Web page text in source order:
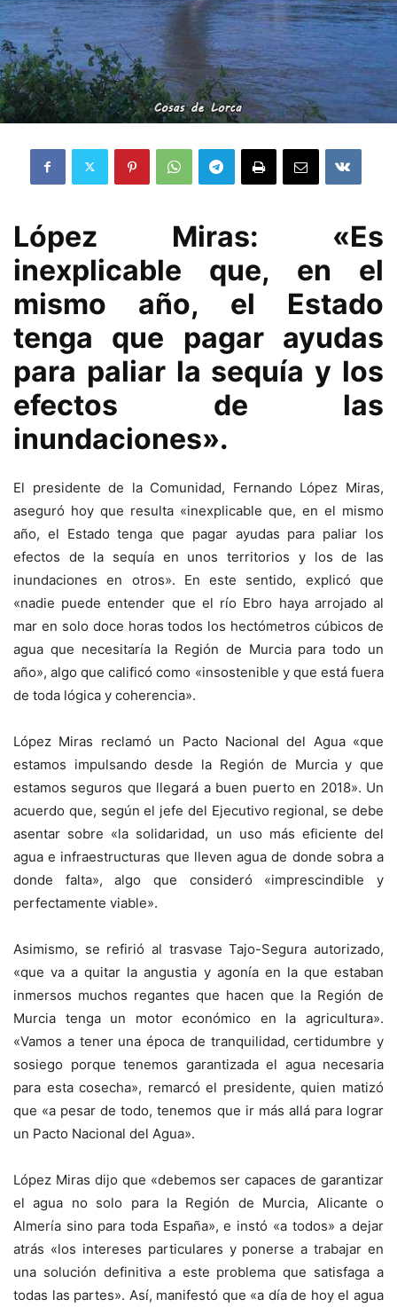
López Miras: «Es
inexplicable que, en el
mismo año, el Estado
tenga que pagar ayudas
para paliar la sequía y los
efectos de las
inundaciones».
El presidente de la Comunidad, Fernando López Miras,
aseguró hoy que resulta «inexplicable que, en el mismo
año, el Estado tenga que pagar ayudas para paliar los
efectos de la sequía en unos territorios y los de las
inundaciones en otros». En este sentido, explicó que
«nadie puede entender que el río Ebro haya arrojado al
mar en solo doce horas todos los hectómetros cúbicos de
agua que necesitaría la Región de Murcia para todo un
año», algo que calificó como «insostenible y que está fuera
de toda lógica y coherencia».
López Miras reclamó un Pacto Nacional del Agua «que
estamos impulsando desde la Región de Murcia y que
estamos seguros que llegará a buen puerto en 2018». Un
acuerdo que, según el jefe del Ejecutivo regional, se debe
asentar sobre «la solidaridad, un uso más eficiente del
agua e infraestructuras que lleven agua de donde sobra a
donde falta», algo que consideró «imprescindible y
perfectamente viable».
Asimismo, se refirió al trasvase Tajo-Segura autorizado,
«que va a quitar la angustia y agonía en la que estaban
inmersos muchos regantes que hacen que la Región de
Murcia tenga un motor económico en la agricultura».
«Vamos a tener una época de tranquilidad, certidumbre y
sosiego porque tenemos garantizada el agua necesaria
para esta cosecha», remarcó el presidente, quien matizó
que «a pesar de todo, tenemos que ir más allá para lograr
un Pacto Nacional del Agua».
López Miras dijo que «debemos ser capaces de garantizar
el agua no solo para la Región de Murcia, Alicante o
Almería sino para toda España», e instó «a todos» a dejar
atrás «los intereses particulares y ponerse a trabajar en
una solución definitiva a este problema que satisfaga a
todas las partes». Así, manifestó que «a día de hoy el agua